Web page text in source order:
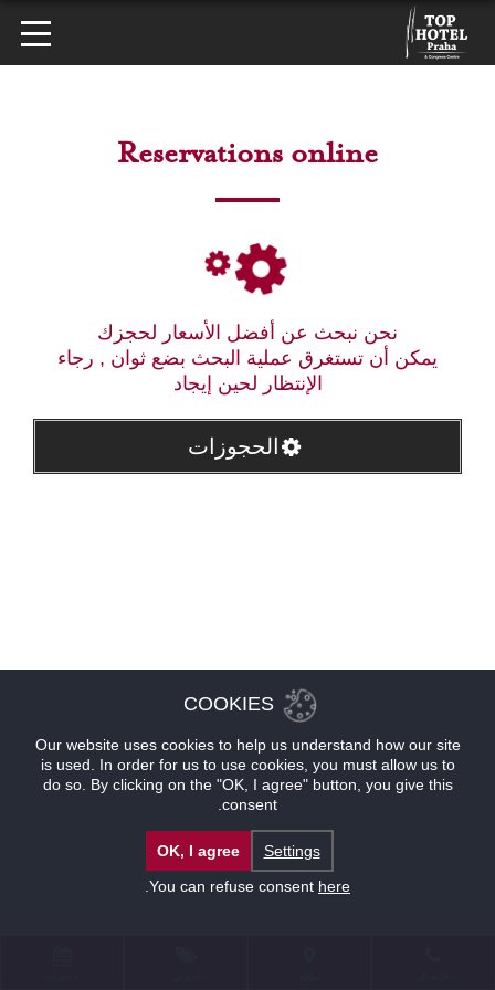
Reservations online
نحن نبحث عن أفضل الأسعار لحجزك
يمكن أن تستغرق عملية البحث بضع ثوان , رجاء
الإنتظار لحين إيجاد
الحجوزات
COOKIES
Our website uses cookies to help us understand how our site
is used. In order for us to use cookies, you must allow us to
do so. By clicking on the "OK, I agree" button, you give this
consent.
Settings
OK, I agree
You can refuse consent here
.